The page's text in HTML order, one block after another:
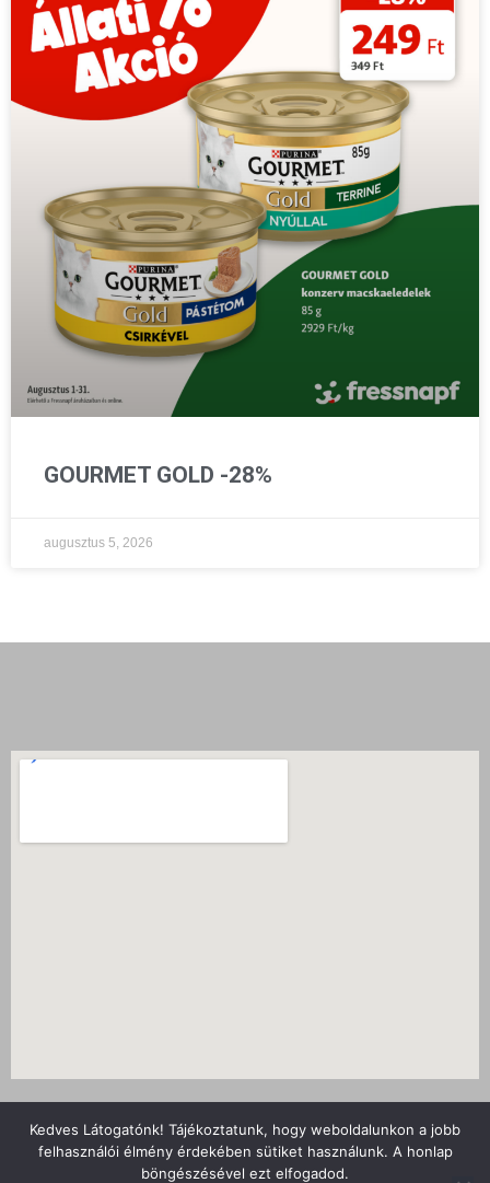
GOURMET GOLD -28%
augusztus 5, 2026
Adatvédelmi tájékoztató
Kedves Látogatónk! Tájékoztatunk, hogy weboldalunkon a jobb
felhasználói élmény érdekében sütiket használunk. A honlap
böngészésével ezt elfogadod.